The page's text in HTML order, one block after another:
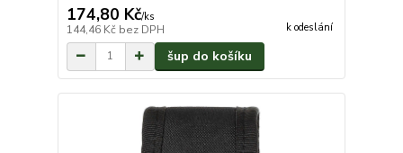
174,80 Kč/ks
144,46 Kč bez DPH k odeslání
šup do košíku